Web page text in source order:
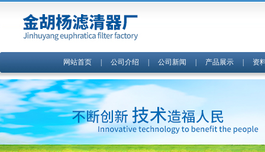
网站首页 公司介绍 公司新闻 产品展示 资